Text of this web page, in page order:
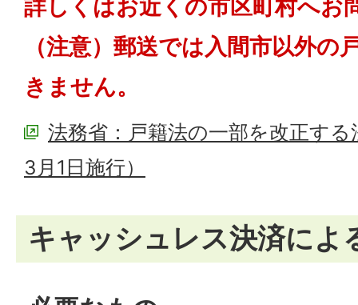
詳しくはお近くの市区町村へお
（注意）郵送では入間市以外の
きません。
法務省：戸籍法の一部を改正す
3月1日施行）
キャッシュレス決済によ